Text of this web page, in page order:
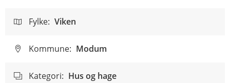
Fylke: Viken
Kommune: Modum
Kategori: Hus og hage